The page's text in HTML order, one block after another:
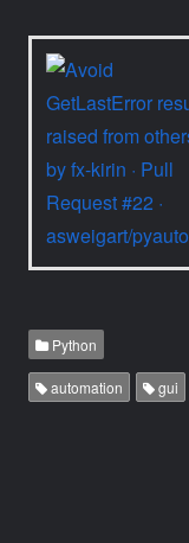
Python
automation gui